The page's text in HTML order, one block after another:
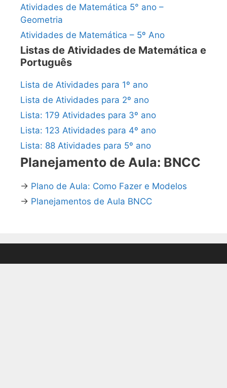
Atividades de Matemática 5° ano –
Geometria
Atividades de Matemática – 5º Ano
Listas de Atividades de Matemática e
Português
Lista de Atividades para 1º ano
Lista de Atividades para 2º ano
Lista: 179 Atividades para 3º ano
Lista: 123 Atividades para 4º ano
Lista: 88 Atividades para 5º ano
Planejamento de Aula: BNCC
→ Plano de Aula: Como Fazer e Modelos
→ Planejamentos de Aula BNCC